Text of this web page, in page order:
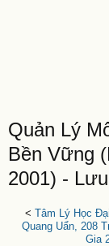
Quản Lý
Bền Vững
2001) -
< Tâm Lý Học
Quang Uẩn, 208
Gia